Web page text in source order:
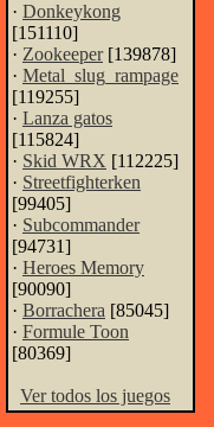
· Donkeykong
[151110]
· Zookeeper[139878]
· Metal_slug_rampage
[119255]
· Lanza gatos
[115824]
· Skid WRX [112225]
· Streetfighterken
[99405]
· Subcommander
[94731]
· Heroes Memory
[90090]
· Borrachera [85045]
· Formule Toon
[80369]
Ver todos los juegos